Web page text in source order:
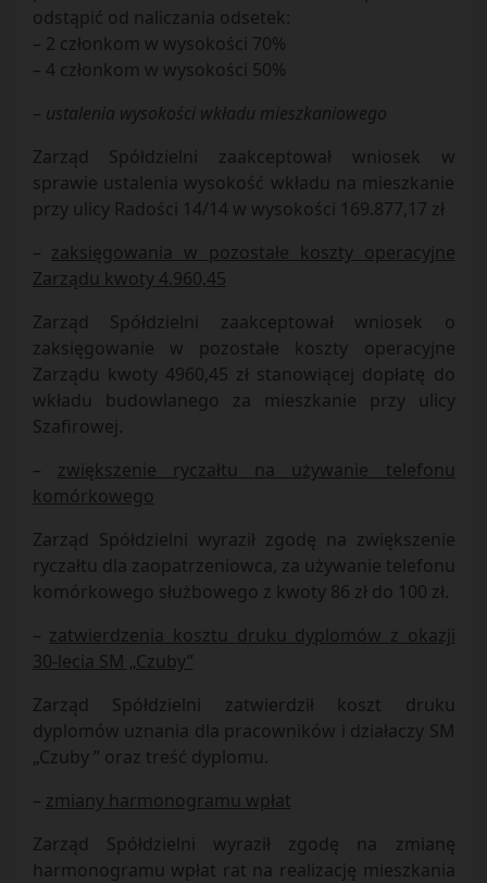
odstąpić od naliczania odsetek:
– 2 członkom w wysokości 70%
– 4 członkom w wysokości 50%
– ustalenia wysokości wkładu mieszkaniowego
Zarząd Spółdzielni zaakceptował wniosek w
sprawie ustalenia wysokość wkładu na mieszkanie
przy ulicy Radości 14/14 w wysokości 169.877,17 zł
– zaksięgowania w pozostałe koszty operacyjne
Zarządu kwoty 4.960,45
Zarząd Spółdzielni zaakceptował wniosek o
zaksięgowanie w pozostałe koszty operacyjne
Zarządu kwoty 4960,45 zł stanowiącej dopłatę do
wkładu budowlanego za mieszkanie przy ulicy
Szafirowej.
– zwiększenie ryczałtu na używanie telefonu
komórkowego
Zarząd Spółdzielni wyraził zgodę na zwiększenie
ryczałtu dla zaopatrzeniowca, za używanie telefonu
komórkowego służbowego z kwoty 86 zł do 100 zł.
– zatwierdzenia kosztu druku dyplomów z okazji
30-lecia SM „Czuby”
Zarząd Spółdzielni zatwierdził koszt druku
dyplomów uznania dla pracowników i działaczy SM
„Czuby ” oraz treść dyplomu.
– zmiany harmonogramu wpłat
Zarząd Spółdzielni wyraził zgodę na zmianę
harmonogramu wpłat rat na realizację mieszkania